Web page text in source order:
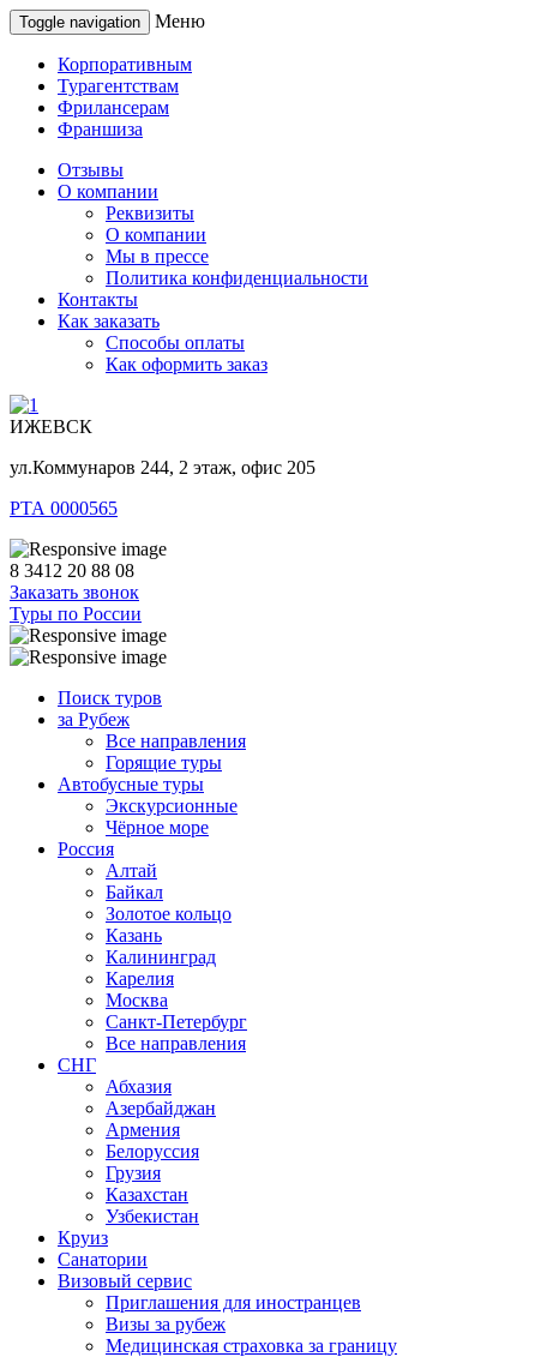
Toggle navigation Меню
Корпоративным
Турагентствам
Фрилансерам
Франшиза
Отзывы
О компании
Реквизиты
О компании
Мы в прессе
Политика конфиденциальности
Контакты
Как заказать
Способы оплаты
Как оформить заказ
ИЖЕВСК
ул.Коммунаров 244, 2 этаж, офис 205
РТА 0000565
8 3412 20 88 08
Заказать звонок
Туры по России
Поиск туров
за Рубеж
Все направления
Горящие туры
Автобусные туры
Экскурсионные
Чёрное море
Россия
Алтай
Байкал
Золотое кольцо
Казань
Калининград
Карелия
Москва
Санкт-Петербург
Все направления
СНГ
Абхазия
Азербайджан
Армения
Белоруссия
Грузия
Казахстан
Узбекистан
Круиз
Санатории
Визовый сервис
Приглашения для иностранцев
Визы за рубеж
Медицинская страховка за границу